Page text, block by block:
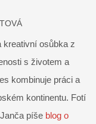
kreativní osůbka z
s životem a
kombinuje práci a
kontinentu. Fotí
píše blog o